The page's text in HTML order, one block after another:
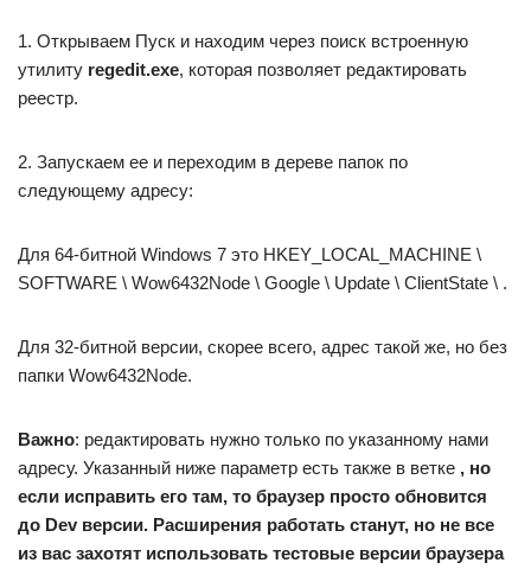
1. Открываем Пуск и находим через поиск встроенную
утилиту regedit.exe, которая позволяет редактировать
реестр.
2. Запускаем ее и переходим в дереве папок по
следующему адресу:
Для 64-битной Windows 7 это HKEY_LOCAL_MACHINE \
SOFTWARE \ Wow6432Node \ Google \ Update \ ClientState \ .
Для 32-битной версии, скорее всего, адрес такой же, но без
папки Wow6432Node.
Важно: редактировать нужно только по указанному нами
адресу. Указанный ниже параметр есть также в ветке , но
если исправить его там, то браузер просто обновится
до Dev версии. Расширения работать станут, но не все
из вас захотят использовать тестовые версии браузера